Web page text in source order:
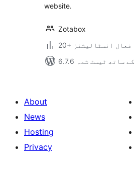
website.
Zotabox
20+ فعال انسٹالیشنز
6.7.6 کے ساتھ ٹیسٹ شدہ
About
News
Hosting
Privacy